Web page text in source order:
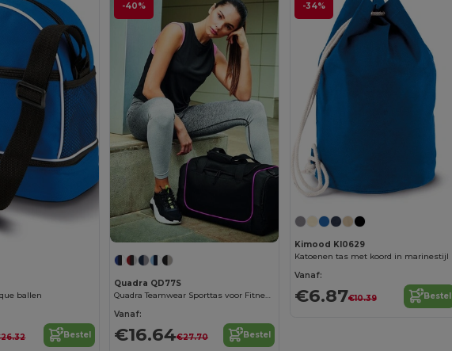
ballen
Bestel
-40%
Quadra QD77S
Quadra Teamwear Sporttas voor Fitness en Cardio
Vanaf:
€16.64€27.70 Bestel
-34%
Kimood KI0629
Katoenen tas met koord in marinestijl
Vanaf:
€6.87€10.39 Bestel